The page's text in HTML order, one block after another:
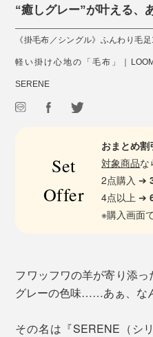
“癒しグレー”が叶える、
《掛毛布／シングル》ふんわり毛
軽い掛け心地の「毛布」｜
SERENE
Set
Offer
おまとめ割
対象商品な
2点購入 ➔
4点以上 ➔
※購入画面
フワッフワの羊が寄り添
グレーの色味……あぁ、な
その名は『SERENE（シ